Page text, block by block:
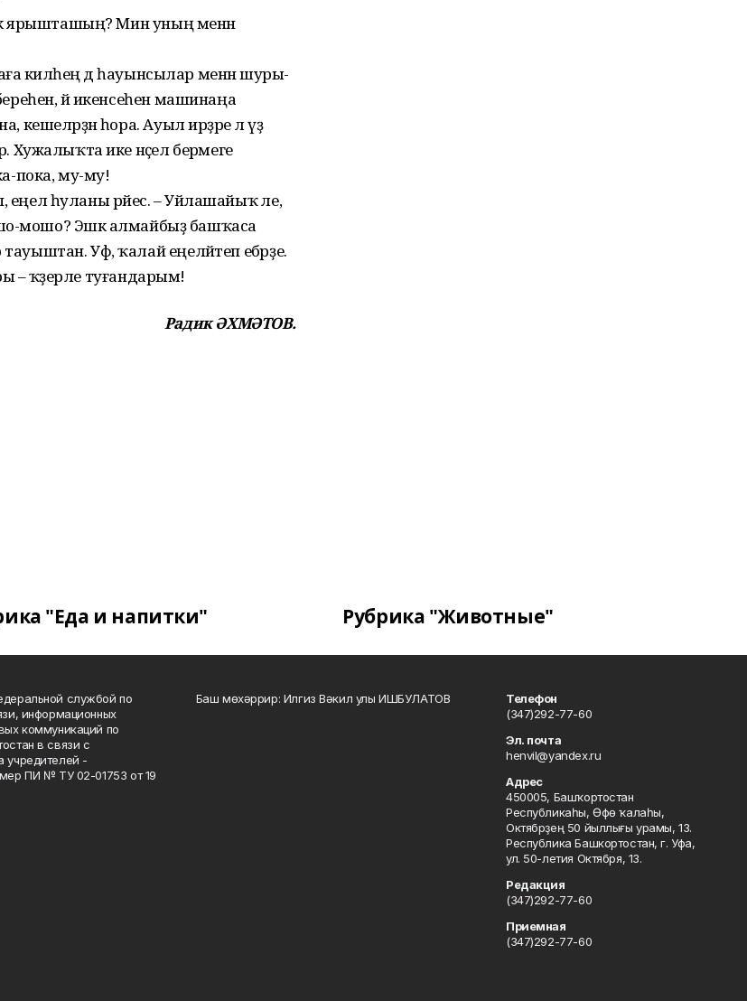
ярыш­та­шың? Мин уның менән
киләһең дә һауынсылар менән шуры-
йә икен­сеһен машинаңа
һора. Ауыл ирҙәре лә үҙ
Хужалыҡта ике нәҫел бе­рәмеге
пока, му-му!
еңел һуланы рәйес. – Уйлашайыҡ әле,
мошо? Эшкә алмайбыҙ башҡаса
Уф, ҡалай еңеләйтеп ебәрҙе.
– ҡәҙерле туғандарым!
Радик ӘХМӘТОВ.
"Еда и напитки" Рубрика "Животные"
службой по
информационных
коммуникаций по
в связи с
учредителей -
ПИ № ТУ 02-01753 от 19
Баш мөхәррир: Илгиз Вәкил улы ИШБУЛАТОВ
Телефон
(347)292-77-60
Эл. почта
henvil@yandex.ru
Адрес
450005, Башҡортостан
Республикаһы, Өфө ҡалаһы,
Октябрҙең 50 йыллығы урамы, 13.
Республика Башкортостан, г. Уфа,
ул. 50-летия Октября, 13.
Редакция
(347)292-77-60
Приемная
(347)292-77-60